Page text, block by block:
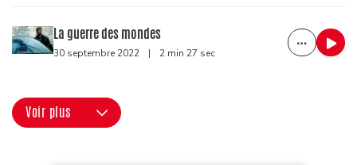
La guerre des mondes
30 septembre 2022 | 2 min 27 sec
Voir plus